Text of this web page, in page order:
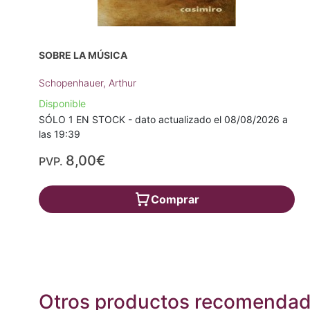
SOBRE LA MÚSICA
Schopenhauer, Arthur
Disponible
SÓLO 1 EN STOCK - dato actualizado el 08/08/2026 a
las 19:39
PVP. 8,00€
Comprar
Otros productos